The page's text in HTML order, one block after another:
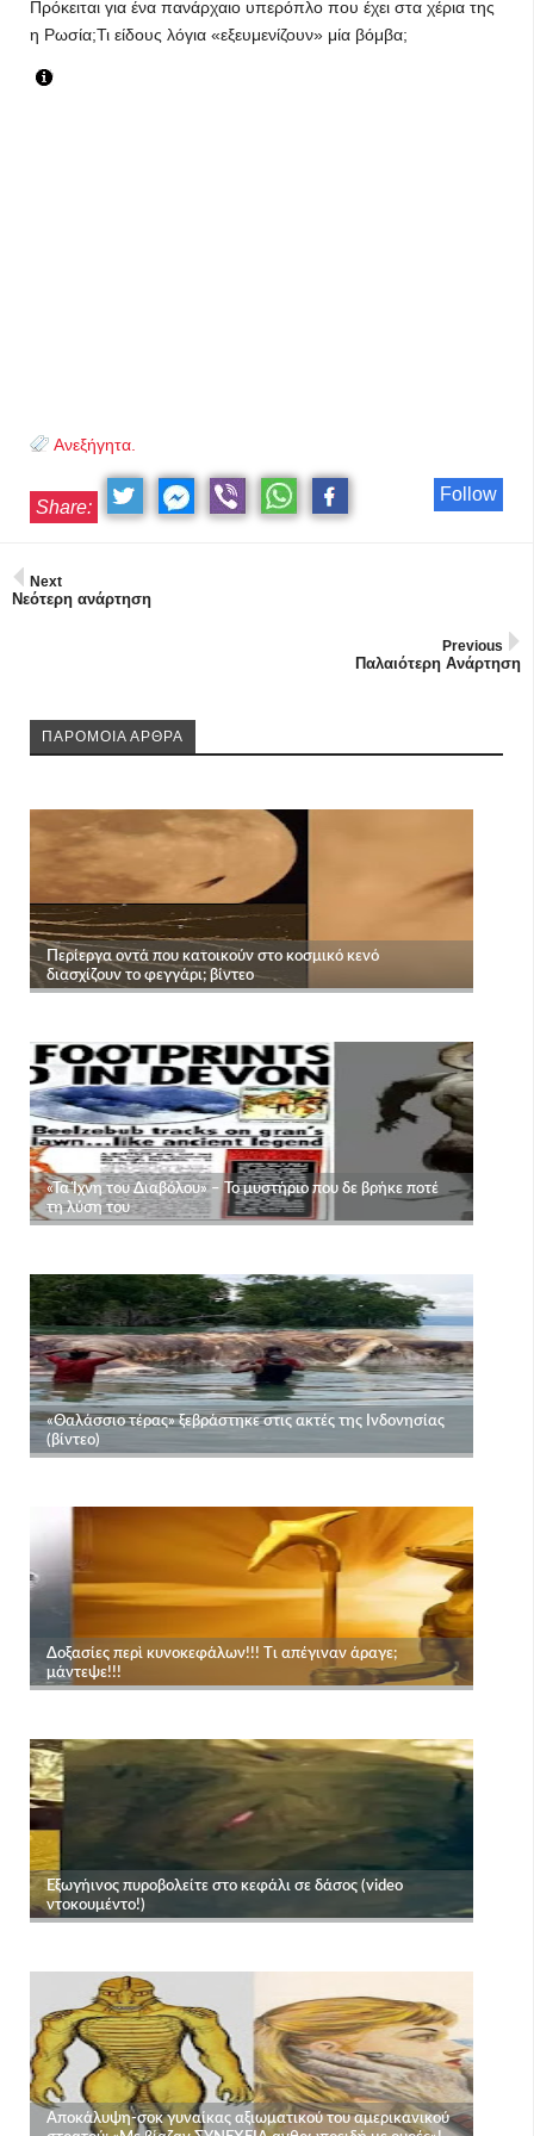
Πρόκειται για ένα πανάρχαιο υπερόπλο που έχει στα χέρια της
η Ρωσία;Τι είδους λόγια «εξευμενίζουν» μία βόμβα;
Ανεξήγητα.
Follow
Share:
Next
Νεότερη ανάρτηση
Previous
Παλαιότερη Ανάρτηση
ΠΑΡΟΜΟΙΑ ΑΡΘΡΑ